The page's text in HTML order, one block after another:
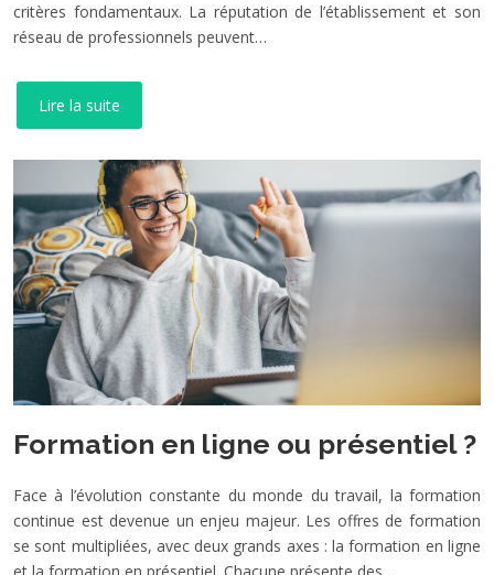
critères fondamentaux. La réputation de l’établissement et son
réseau de professionnels peuvent…
Lire la suite
Formation en ligne ou présentiel ?
Face à l’évolution constante du monde du travail, la formation
continue est devenue un enjeu majeur. Les offres de formation
se sont multipliées, avec deux grands axes : la formation en ligne